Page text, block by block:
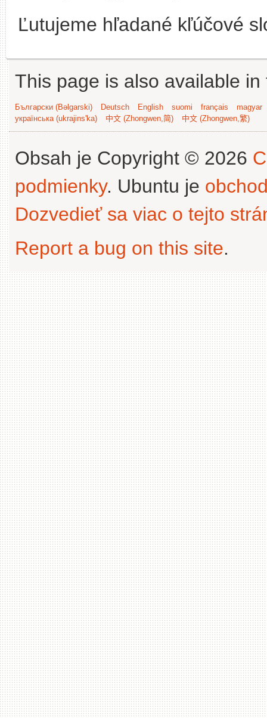
Ľutujeme hľadané kľúčové
This page is also available
Български (Bəlgarski) Deutsch English suomi français
magyar
українська (ukrajins'ka)
中文 (Zhongwen,简) 中文 (Zhongwen,繁)
Obsah je Copyright © 2026
podmienky. Ubuntu je
Dozvedieť sa viac o tejto
Report a bug on this site.